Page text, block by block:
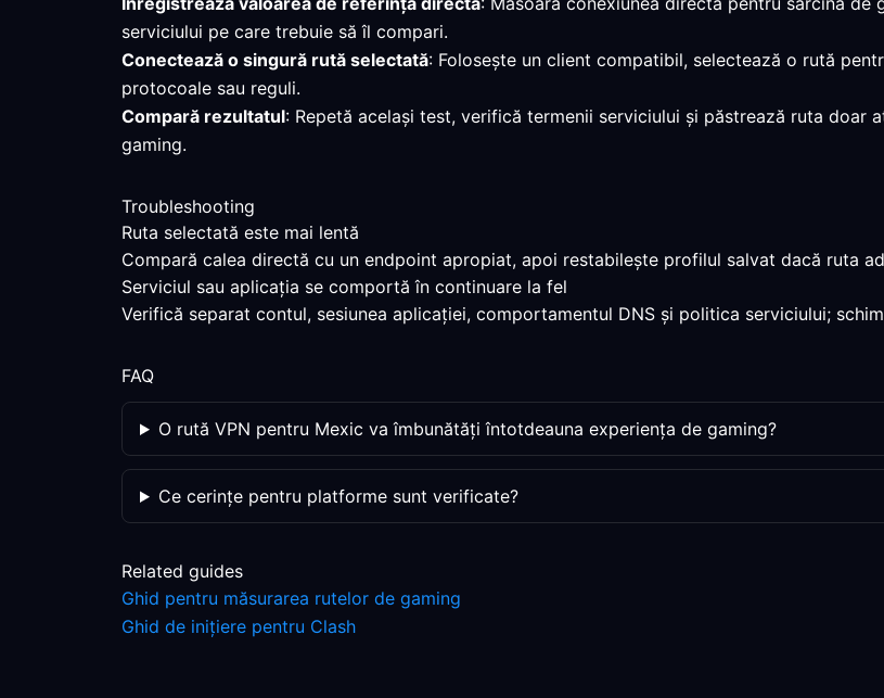
serviciului pe care trebuie să îl compari.
Conectează o singură rută selectată: Folosește un client compatibil, selectează o rută
protocoale sau reguli.
Compară rezultatul: Repetă același test, verifică termenii serviciului și păstrează ruta doar
gaming.
Troubleshooting
Ruta selectată este mai lentă
Compară calea directă cu un endpoint apropiat, apoi restabilește profilul salvat dacă ruta
Serviciul sau aplicația se comportă în continuare la fel
Verifică separat contul, sesiunea aplicației, comportamentul DNS și politica serviciului;
FAQ
O rută VPN pentru Mexic va îmbunătăți întotdeauna experiența de gaming?
Ce cerințe pentru platforme sunt verificate?
Related guides
Ghid pentru măsurarea rutelor de gaming
Ghid de inițiere pentru Clash